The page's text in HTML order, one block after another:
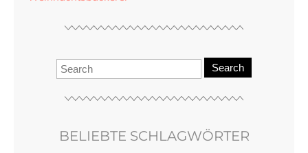
Search
BELIEBTE SCHLAGWÖRTER